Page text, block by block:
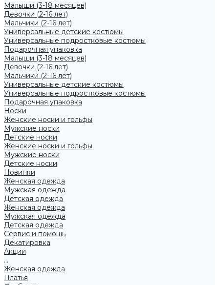
Малыши (3-18 месяцев)
Девочки (2-16 лет)
Мальчики (2-16 лет)
Универсальные детские костюмы
Универсальные подростковые костюмы
Подарочная упаковка
Малыши (3-18 месяцев)
Девочки (2-16 лет)
Мальчики (2-16 лет)
Универсальные детские костюмы
Универсальные подростковые костюмы
Подарочная упаковка
Носки
Женские носки и гольфы
Мужские носки
Детские носки
Женские носки и гольфы
Мужские носки
Детские носки
Новинки
Женская одежда
Мужская одежда
Детская одежда
Женская одежда
Мужская одежда
Детская одежда
Сервис и помощь
Декатировка
Акции
...
Женская одежда
Платья